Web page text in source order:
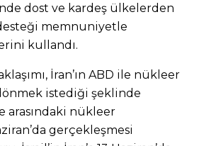
dost ve kardeş ülkelerden
memnuniyetle
kullandı.
İran’ın ABD ile nükleer
istediği şeklinde
arasındaki nükleer
gerçekleşmesi